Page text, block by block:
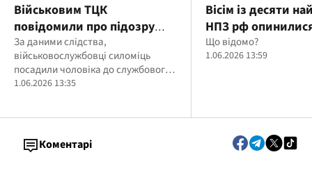
Військовим ТЦК
повідомили про підозру
через викрадення чоловіка
та залишення його в
небезпеці
За даними слідства,
військовослужбовці силоміць
посадили чоловіка до службового
авто, а коли йому стало зле-
1.06.2026 13:35
Вісім із десяти
НПЗ рф
ударами у травні
Що відомо?
1.06.2026 13:59
Коментарі